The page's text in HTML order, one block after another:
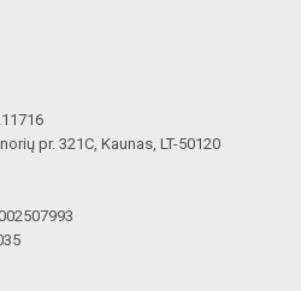
pr. 321C, Kaunas, LT-50120